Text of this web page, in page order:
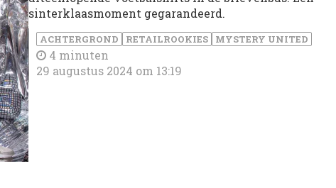
sinterklaasmoment gegarandeerd.
ACHTERGROND RETAILROOKIES MYSTERY UNITED
4 minuten
29 augustus 2024 om 13:19